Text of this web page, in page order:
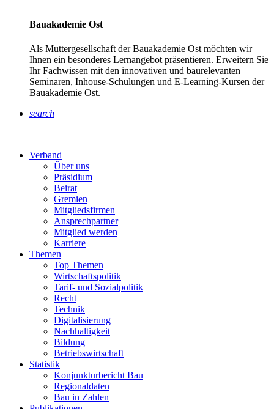
Bauakademie Ost
Als Muttergesellschaft der Bauakademie Ost möchten wir
Ihnen ein besonderes Lernangebot präsentieren. Erweitern Sie
Ihr Fachwissen mit den innovativen und baurelevanten
Seminaren, Inhouse-Schulungen und E-Learning-Kursen der
Bauakademie Ost.
search
Verband
Über uns
Präsidium
Beirat
Gremien
Mitgliedsfirmen
Ansprechpartner
Mitglied werden
Karriere
Themen
Top Themen
Wirtschaftspolitik
Tarif- und Sozialpolitik
Recht
Technik
Digitalisierung
Nachhaltigkeit
Bildung
Betriebswirtschaft
Statistik
Konjunkturbericht Bau
Regionaldaten
Bau in Zahlen